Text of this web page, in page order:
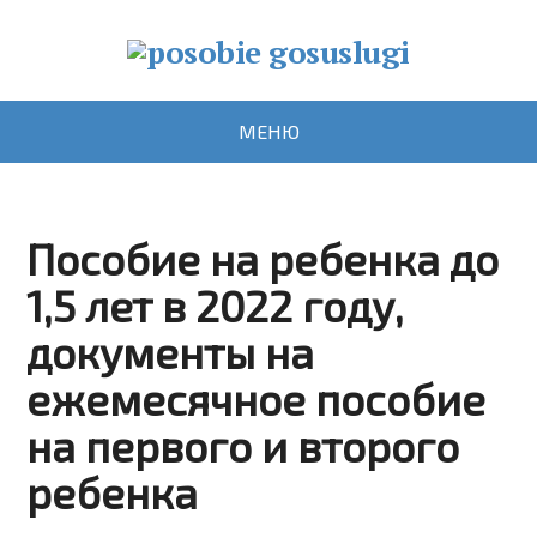
МЕНЮ
Пособие на ребенка до
1,5 лет в 2022 году,
документы на
ежемесячное пособие
на первого и второго
ребенка